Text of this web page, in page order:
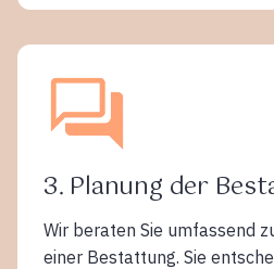
3. Planung der
Wir beraten Sie umfassend
einer Bestattung. Sie